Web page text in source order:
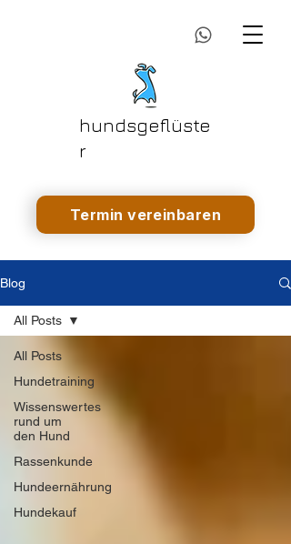
hundsgeflüste
r
Termin vereinbaren
Blog
All Posts
Hundetraining
Wissenswertes
rund um
den Hund
Rassenkunde
Hundeernährung
Hundekauf
All Posts